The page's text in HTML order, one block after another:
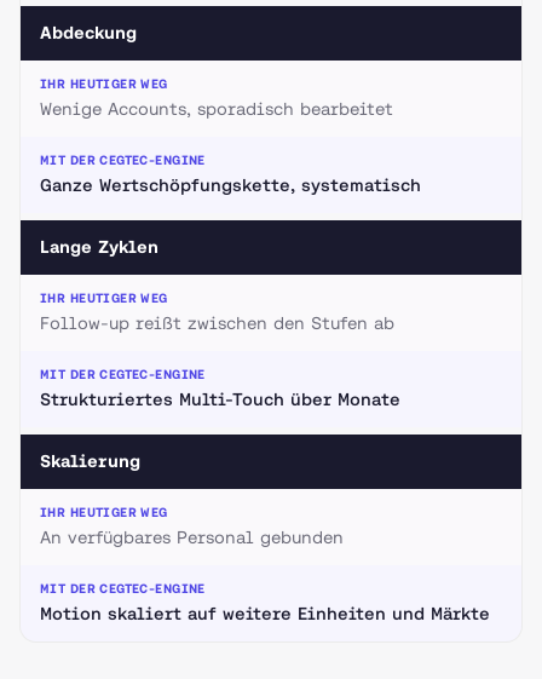
Abdeckung
Wenige Accounts, sporadisch bearbeitet
Ganze Wertschöpfungskette, systematisch
Lange Zyklen
Follow-up reißt zwischen den Stufen ab
Strukturiertes Multi-Touch über Monate
Skalierung
An verfügbares Personal gebunden
Motion skaliert auf weitere Einheiten und Märkte